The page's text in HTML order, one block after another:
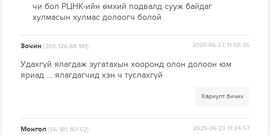
чи бол РЦНК-ийн өмхий подвалд сууж байдаг
хулмасын хулмас долоогч болой
Зочин[202.126.88.181] 2025-06-23 11:50:35
Удахгүй ялагдаж зугатахын хооронд олон долоон юм
яриад … ялагдагчид хэн ч туслахгүй
Хариулт бичих
Монгол[66.181.161.52] 2025-06-23 11:24:57